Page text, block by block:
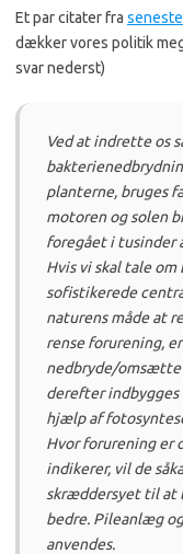
Et par citater fra
dækker vores politik
svar nederst)
Ved at indrette os
planterne, bruges
motoren og solen
foregået i tusinder
Hvis vi skal tale
sofistikerede
naturens måde at
rense forurening,
nedbryde/
derefter
hjælp af
Hvor forurening er
indikerer, vil de
skræddersyet til at
bedre. Pileanlæg
anvendes.